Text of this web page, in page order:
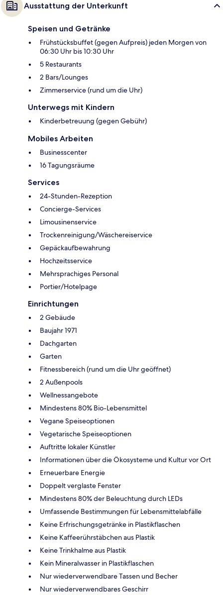
Ausstattung der Unterkunft
Speisen und Getränke
Frühstücksbuffet (gegen Aufpreis) jeden Morgen von
06:30 Uhr bis 10:30 Uhr
5 Restaurants
2 Bars/Lounges
Zimmerservice (rund um die Uhr)
Unterwegs mit Kindern
Kinderbetreuung (gegen Gebühr)
Mobiles Arbeiten
Businesscenter
16 Tagungsräume
Services
24-Stunden-Rezeption
Concierge-Services
Limousinenservice
Trockenreinigung/Wäschereiservice
Gepäckaufbewahrung
Hochzeitsservice
Mehrsprachiges Personal
Portier/Hotelpage
Einrichtungen
2 Gebäude
Baujahr 1971
Dachgarten
Garten
Fitnessbereich (rund um die Uhr geöffnet)
2 Außenpools
Wellnessangebote
Mindestens 80% Bio-Lebensmittel
Vegane Speiseoptionen
Vegetarische Speiseoptionen
Auftritte lokaler Künstler
Informationen über die Ökosysteme und Kultur vor Ort
Erneuerbare Energie
Doppelt verglaste Fenster
Mindestens 80% der Beleuchtung durch LEDs
Umfassende Bestimmungen für Lebensmittelabfälle
Keine Erfrischungsgetränke in Plastikflaschen
Keine Kaffeerührstäbchen aus Plastik
Keine Trinkhalme aus Plastik
Kein Mineralwasser in Plastikflaschen
Nur wiederverwendbare Tassen und Becher
Nur wiederverwendbares Geschirr